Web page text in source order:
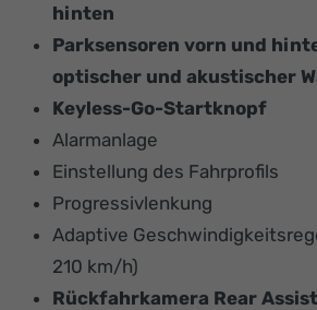
hinten
Parksensoren vorn und
optischer und akustischer
Keyless-Go-Startknopf
Alarmanlage
Einstellung des Fahrprofils
Progressivlenkung
Adaptive
210 km/h)
Rückfahrkamera Rear Assist